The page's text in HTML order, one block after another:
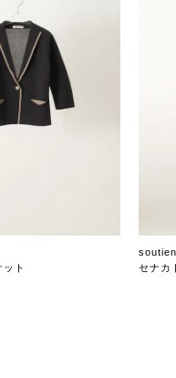
ト
セナカ